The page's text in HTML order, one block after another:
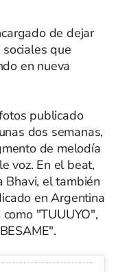
de dejar
que
en nueva
publicado
dos semanas,
de melodía
voz. En el beat,
Bhavi, el también
en Argentina
"TUUUYO",